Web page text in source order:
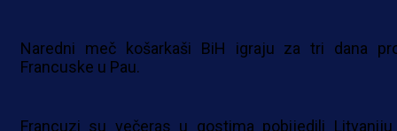
Naredni meč košarkaši BiH igraju za tri dana
Francuske u Pau.
Francuzi su večeras u gostima pobijedili